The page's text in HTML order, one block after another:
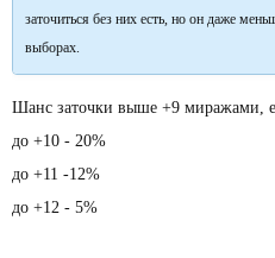
заточиться без них есть, но он даже
выборах.
Шанс заточки выше +9 миражами,
до +10 - 20%
до +11 -12%
до +12 - 5%